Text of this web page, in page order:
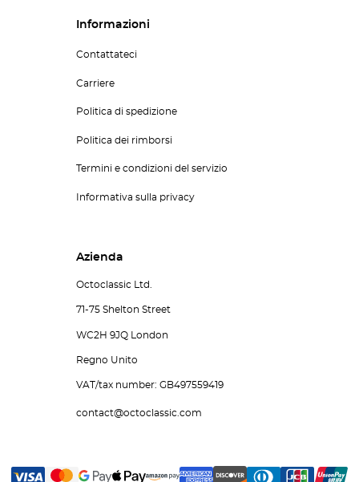
Informazioni
Contattateci
Carriere
Politica di spedizione
Politica dei rimborsi
Termini e condizioni del servizio
Informativa sulla privacy
Azienda
Octoclassic Ltd.
71-75 Shelton Street
WC2H 9JQ London
Regno Unito
VAT/tax number: GB497559419
contact@octoclassic.com